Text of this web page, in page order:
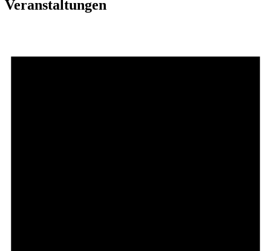
Veranstaltungen